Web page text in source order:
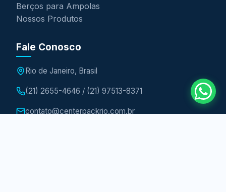
Berços para Ampolas
Nossos Produtos
Fale Conosco
Rio de Janeiro, Brasil
(21) 2655-4646 / (21) 97513-8371
contato@centerpackrio.com.br